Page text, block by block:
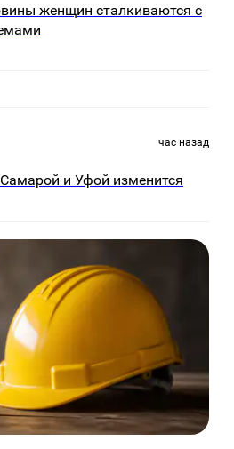
женщин сталкиваются с
час назад
и Уфой изменится